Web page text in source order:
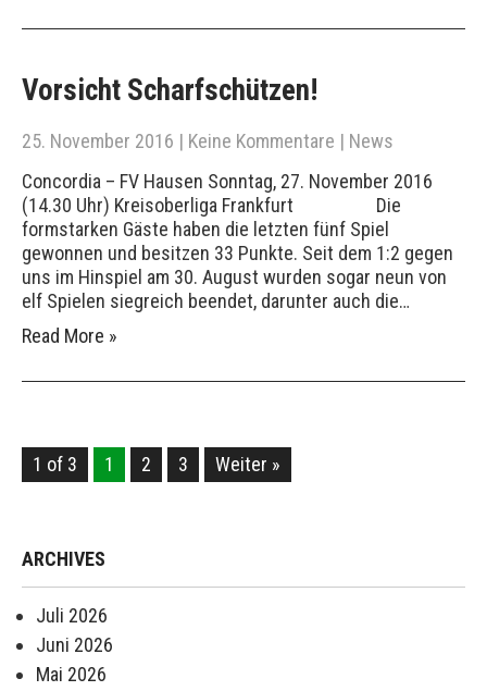
Vorsicht Scharfschützen!
25. November 2016 | Keine Kommentare | News
Concordia – FV Hausen Sonntag, 27. November 2016
(14.30 Uhr) Kreisoberliga Frankfurt Die
formstarken Gäste haben die letzten fünf Spiel
gewonnen und besitzen 33 Punkte. Seit dem 1:2 gegen
uns im Hinspiel am 30. August wurden sogar neun von
elf Spielen siegreich beendet, darunter auch die…
Read More »
1 of 3 1 2 3 Weiter »
ARCHIVES
Juli 2026
Juni 2026
Mai 2026